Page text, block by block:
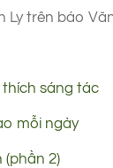
trên báo
sáng tác
mỗi ngày
(phần 2)